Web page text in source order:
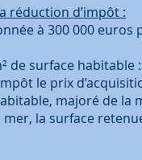
réduction d’impôt :
à 300 000
de surface habitable
le prix
majoré de
la surface